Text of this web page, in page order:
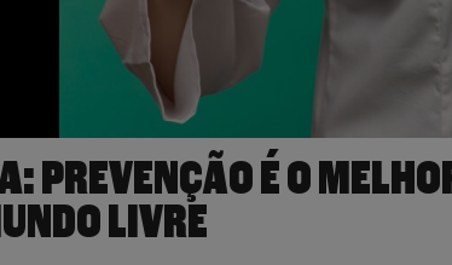
PREVENÇÃO É O
LIVRE